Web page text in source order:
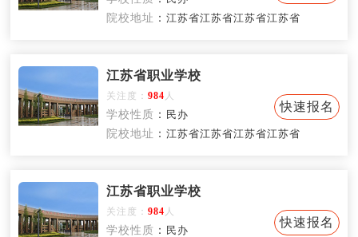
院校地址 ：江苏省江苏省江苏省江苏省
江苏省职业学校
关注度：984 人
快速报名
学校性质 ： 民办
院校地址 ：江苏省江苏省江苏省江苏省
江苏省职业学校
关注度：984 人
快速报名
学校性质 ： 民办